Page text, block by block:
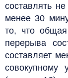
составлять
менее 30
то, что общая
перерыва
составляет
совокупному